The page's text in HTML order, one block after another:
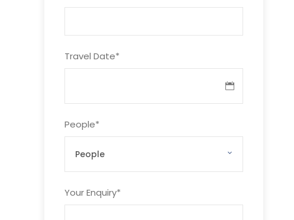
Travel Date*
People*
Your Enquiry*